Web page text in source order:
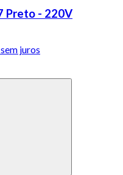
Preto - 220V
juros